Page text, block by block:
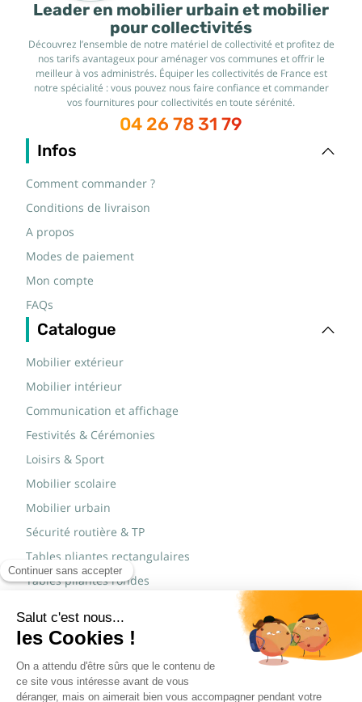
Leader en mobilier urbain et mobilier
pour collectivités
Découvrez l’ensemble de notre matériel de collectivité et profitez de
nos tarifs avantageux pour aménager vos communes et offrir le
meilleur à vos administrés. Équiper les collectivités de France est
notre spécialité : vous pouvez nous faire confiance et commander
vos fournitures pour collectivités en toute sérénité.
04 26 78 31 79
Infos
Comment commander ?
Conditions de livraison
A propos
Modes de paiement
Mon compte
FAQs
Catalogue
Mobilier extérieur
Mobilier intérieur
Communication et affichage
Festivités & Cérémonies
Loisirs & Sport
Mobilier scolaire
Mobilier urbain
Sécurité routière & TP
Tables pliantes rectangulaires
Tables pliantes rondes
Marques
JAD Groupe
Procity®